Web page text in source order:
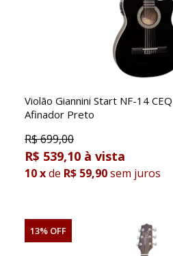
Violão Giannini Start NF-14
Afinador Preto
R$699,00
R$ 539,10
10xde R$ 59,90sem juros
13% OFF